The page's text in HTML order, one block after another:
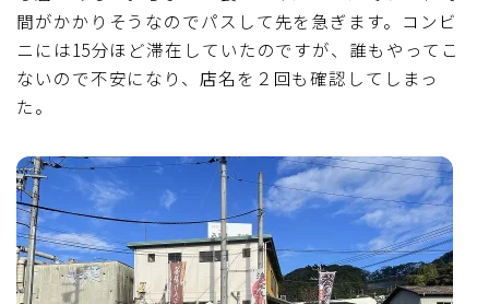
間がかかりそうなのでパスして先を急ぎます。コンビ
ニには15分ほど滞在していたのですが、誰もやってこ
ないので不安になり、店名を２回も確認してしまっ
た。